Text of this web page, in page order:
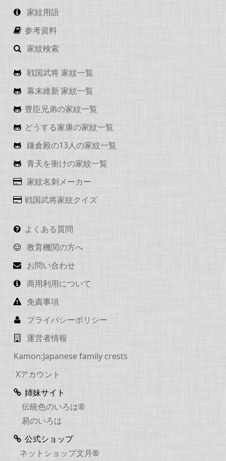
家紋用語
参考資料
家紋検索
戦国武将 家紋一覧
幕末維新 家紋一覧
豊臣兄弟の家紋一覧
どうする家康の家紋一覧
鎌倉殿の13人の家紋一覧
青天を衝けの家紋一覧
家紋名刺メーカー
戦国武将家紋クイズ
よくある質問
教育機関の方へ
お問い合わせ
商用利用について
免責事項
プライバシーポリシー
運営者情報
Kamon:Japanese family crests
Xアカウント
姉妹サイト
伝統色のいろは®
易のいろは
公式ショップ
ネットショップ文月®